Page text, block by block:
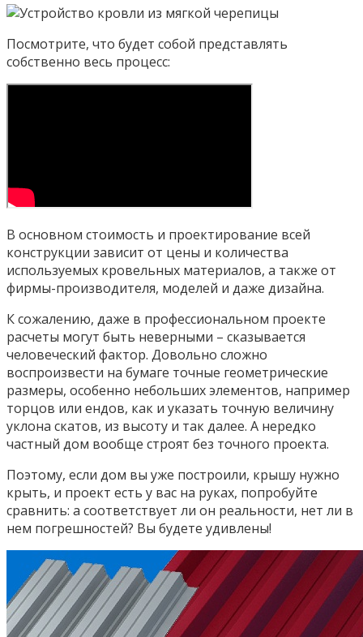
Посмотрите, что будет собой представлять
собственно весь процесс:
В основном стоимость и проектирование всей
конструкции зависит от цены и количества
используемых кровельных материалов, а также от
фирмы-производителя, моделей и даже дизайна.
К сожалению, даже в профессиональном проекте
расчеты могут быть неверными – сказывается
человеческий фактор. Довольно сложно
воспроизвести на бумаге точные геометрические
размеры, особенно небольших элементов, например
торцов или ендов, как и указать точную величину
уклона скатов, из высоту и так далее. А нередко
частный дом вообще строят без точного проекта.
Поэтому, если дом вы уже построили, крышу нужно
крыть, и проект есть у вас на руках, попробуйте
сравнить: а соответствует ли он реальности, нет ли в
нем погрешностей? Вы будете удивлены!